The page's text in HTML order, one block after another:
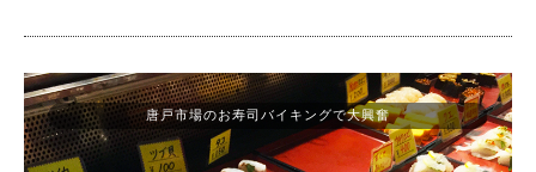
唐戸市場のお寿司バイキングで大興奮